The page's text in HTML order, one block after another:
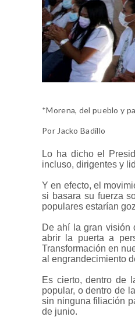
*Morena, del pueblo y
Por Jacko Badillo
Lo ha dicho el
incluso, dirigentes y
Y en efecto, el
si basara su fuerza
populares estarían
De ahí la gran visión
abrir la puerta a
Transformación en
al engrandecimiento
Es cierto, dentro de
popular, o dentro de
sin ninguna filiación
de junio.